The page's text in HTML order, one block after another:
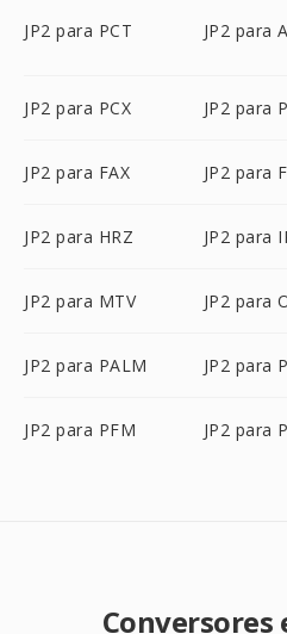
JP2 para PCT JP2 para
JP2 para PCX JP2 para
JP2 para FAX JP2 para
JP2 para HRZ JP2 para
JP2 para MTV JP2 para
JP2 para PALM JP2 para
JP2 para PFM JP2 para
Conversores